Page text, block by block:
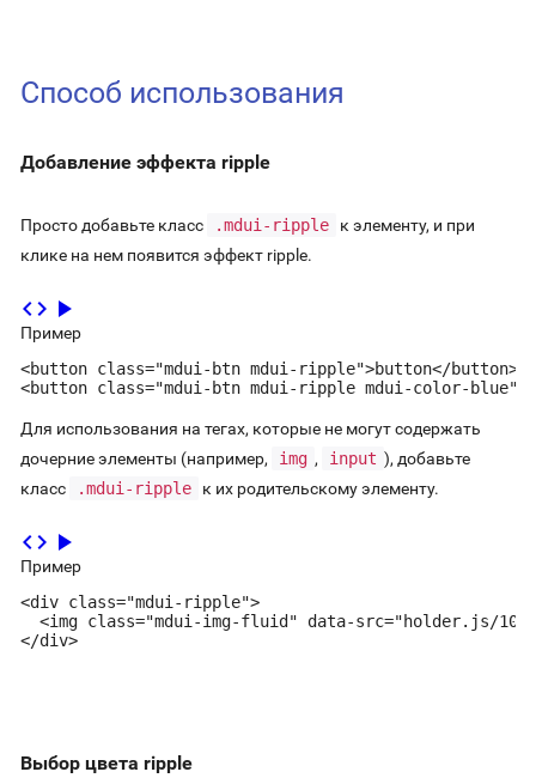
Способ использования
Добавление эффекта ripple
Просто добавьте класс .mdui-ripple
к элементу, и при
клике на нем появится эффект ripple.
code play_arrow
Пример
<button class="mdui-btn mdui-ripple">button</button>
<button class="mdui-btn mdui-ripple mdui-color-
Для использования на тегах, которые не могут содержать
дочерние элементы (например,
img , input ), добавьте
класс
.mdui-ripple к их родительскому элементу.
code play_arrow
Пример
<div class="mdui-ripple">
<img class="mdui-img-fluid" data-src="holder.js/
</div>
Выбор цвета ripple